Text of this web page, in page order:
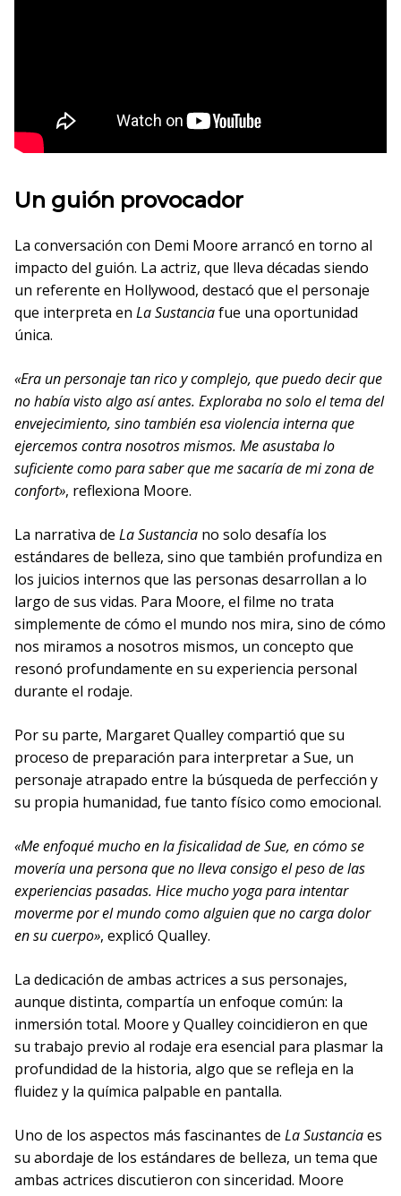
Un guión provocador
La conversación con Demi Moore arrancó en torno al
impacto del guión. La actriz, que lleva décadas siendo
un referente en Hollywood, destacó que el personaje
que interpreta en La Sustanciafue una oportunidad
única.
«Era un personaje tan rico y complejo, que puedo decir que
no había visto algo así antes. Exploraba no solo el tema del
envejecimiento, sino también esa violencia interna que
ejercemos contra nosotros mismos. Me asustaba lo
suficiente como para saber que me sacaría de mi zona de
confort», reflexiona Moore.
La narrativa de La Sustancia no solo desafía los
estándares de belleza, sino que también profundiza en
los juicios internos que las personas desarrollan a lo
largo de sus vidas. Para Moore, el filme no trata
simplemente de cómo el mundo nos mira, sino de cómo
nos miramos a nosotros mismos, un concepto que
resonó profundamente en su experiencia personal
durante el rodaje.
Por su parte, Margaret Qualley compartió que su
proceso de preparación para interpretar a Sue, un
personaje atrapado entre la búsqueda de perfección y
su propia humanidad, fue tanto físico como emocional.
«Me enfoqué mucho en la fisicalidad de Sue, en cómo se
movería una persona que no lleva consigo el peso de las
experiencias pasadas. Hice mucho yoga para intentar
moverme por el mundo como alguien que no carga dolor
en su cuerpo», explicó Qualley.
La dedicación de ambas actrices a sus personajes,
aunque distinta, compartía un enfoque común: la
inmersión total. Moore y Qualley coincidieron en que
su trabajo previo al rodaje era esencial para plasmar la
profundidad de la historia, algo que se refleja en la
fluidez y la química palpable en pantalla.
Uno de los aspectos más fascinantes de La Sustanciaes
su abordaje de los estándares de belleza, un tema que
ambas actrices discutieron con sinceridad. Moore